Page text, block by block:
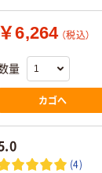
￥6,264 （税込）
量
カゴへ
(4)